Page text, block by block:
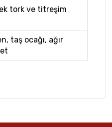
tork ve titreşim
taş ocağı, ağır